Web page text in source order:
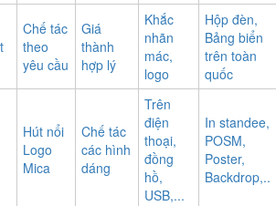
Chế tác
theo
yêu cầu
Giá
thành
hợp lý
Khắc
nhãn
mác,
logo
Hộp đèn,
Bảng biển
trên toàn
quốc
Hút nổi
Logo
Mica
Chế tác
các hình
dáng
Trên
điện
thoại,
đồng
hồ,
USB,...
In standee,
POSM,
Poster,
Backdrop,..